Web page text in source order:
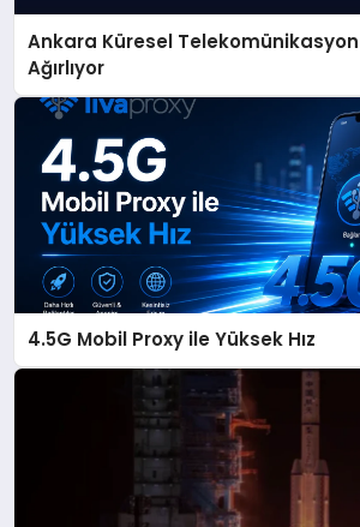
Ankara Küresel Telekomünikasyon
Ağırlıyor
4.5G Mobil Proxy ile Yüksek Hız